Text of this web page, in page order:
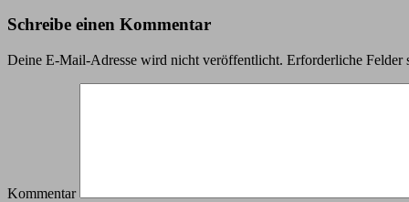
Schreibe einen Kommentar
Deine E-Mail-Adresse wird nicht veröffentlicht. Erforderliche Felder
Kommentar